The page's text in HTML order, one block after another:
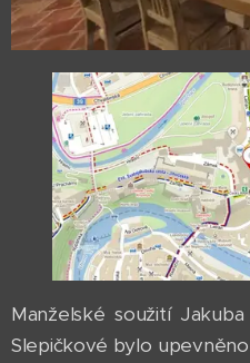
Manželské soužití
Slepičkové bylo